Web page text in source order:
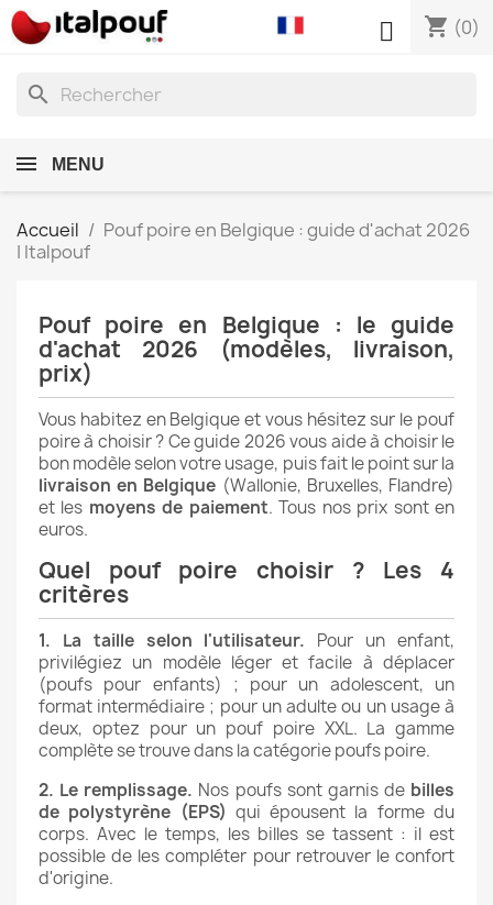
shopping_cart (0)

search
MENU
Accueil
Pouf poire en Belgique : guide d'achat 2026
| Italpouf
Pouf poire en Belgique : le guide
d'achat 2026 (modèles, livraison,
prix)
Vous habitez en Belgique et vous hésitez sur le pouf
poire à choisir ? Ce guide 2026 vous aide à choisir le
bon modèle selon votre usage, puis fait le point sur la
livraison en Belgique (Wallonie, Bruxelles, Flandre)
et les moyens de paiement. Tous nos prix sont en
euros.
Quel pouf poire choisir ? Les 4
critères
1. La taille selon l'utilisateur. Pour un enfant,
privilégiez un modèle léger et facile à déplacer
(poufs pour enfants) ; pour un adolescent, un
format intermédiaire ; pour un adulte ou un usage à
deux, optez pour un pouf poire XXL. La gamme
complète se trouve dans la catégoriepoufs poire.
2. Le remplissage. Nos poufs sont garnis de billes
de polystyrène (EPS) qui épousent la forme du
corps. Avec le temps, les billes se tassent : il est
possible de les compléter pour retrouver le confort
d'origine.